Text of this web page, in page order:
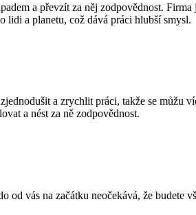
a převzít za něj zodpovědnost.
lidi a planetu, což dává práci hlubší smysl.
a zrychlit práci, takže se můžu
a nést za ně zodpovědnost.
od vás na začátku neočekává, že